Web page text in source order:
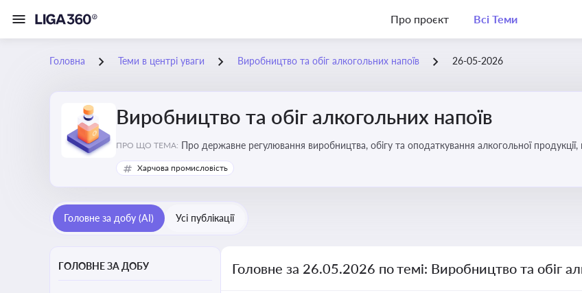
Про проєкт Всі Теми
Головна Теми в центрі уваги Виробництво та обіг алкогольних напоїв 26-05-2026
Виробництво та обіг алкогольних напоїв
ПРО ЩО ТЕМА: Про державне регулювання виробництва, обігу та оподаткування алкогольної продукції,
Харчова промисловість
Головне за добу (AI) Усі публікації
ГОЛОВНЕ ЗА ДОБУ Головне за 26.05.2026 по темі: Виробництво та обіг